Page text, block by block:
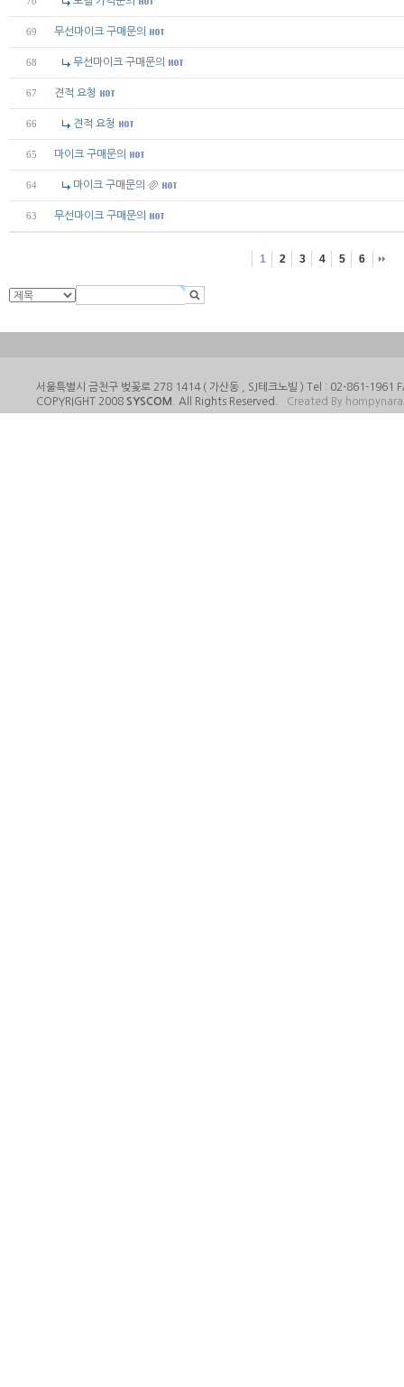
69 무선마이크 구매문의
68 무선마이크 구매문의
67 견적 요청
66 견적 요청
65 마이크 구매문의
64 마이크 구매문의
63 무선마이크 구매문의
1 2 3 4 5 6
서울특별시 금천구 벚꽃로 278 1414 ( 가산동 , SJ테크노빌 ) Tel : 02-861-1961
COPYRIGHT 2008 SYSCOM . All Rights Reserved. Created By